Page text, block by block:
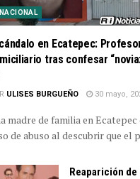
NACIONAL
en Ecatepec:
tras confesar
ULISES BURGUEÑO 30 mayo,
madre de familia en
de abuso al descubrir que el
Reaparición